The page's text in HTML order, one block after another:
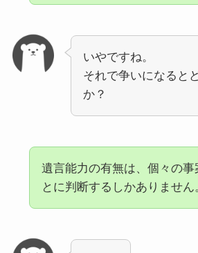
いやですね。
それで争いになると
か？
遺言能力の有無は、個々の事
とに判断するしかありません